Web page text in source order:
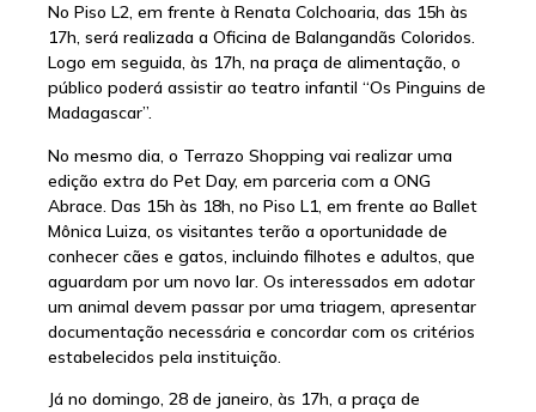
No Piso L2, em frente à Renata Colchoaria, das 15h às
17h, será realizada a Oficina de Balangandãs Coloridos.
Logo em seguida, às 17h, na praça de alimentação, o
público poderá assistir ao teatro infantil “Os Pinguins de
Madagascar”.
No mesmo dia, o Terrazo Shopping vai realizar uma
edição extra do Pet Day, em parceria com a ONG
Abrace. Das 15h às 18h, no Piso L1, em frente ao Ballet
Mônica Luiza, os visitantes terão a oportunidade de
conhecer cães e gatos, incluindo filhotes e adultos, que
aguardam por um novo lar. Os interessados em adotar
um animal devem passar por uma triagem, apresentar
documentação necessária e concordar com os critérios
estabelecidos pela instituição.
Já no domingo, 28 de janeiro, às 17h, a praça de